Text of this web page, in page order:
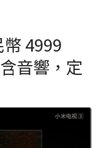
4999
音響，定